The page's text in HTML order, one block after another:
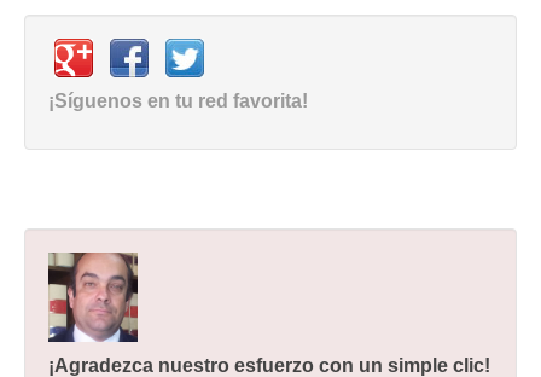
¡Síguenos en tu red favorita!
¡Agradezca nuestro esfuerzo con un simple clic!